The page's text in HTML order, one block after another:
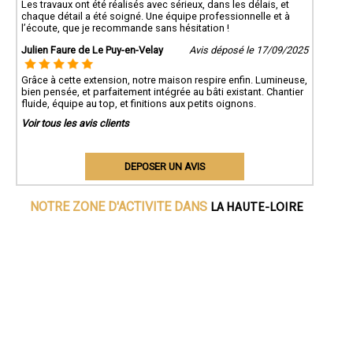
Les travaux ont été réalisés avec sérieux, dans les délais, et
chaque détail a été soigné. Une équipe professionnelle et à
l’écoute, que je recommande sans hésitation !
Julien Faure de Le Puy-en-Velay
Avis déposé le 17/09/2025
Grâce à cette extension, notre maison respire enfin. Lumineuse,
bien pensée, et parfaitement intégrée au bâti existant. Chantier
fluide, équipe au top, et finitions aux petits oignons.
Voir tous les avis clients
DEPOSER UN AVIS
NOTRE ZONE D'ACTIVITE DANS LA HAUTE-LOIRE